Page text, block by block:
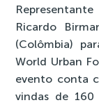
Ricardo
(Colômbia)
World Urban
evento conta
vindas de 160